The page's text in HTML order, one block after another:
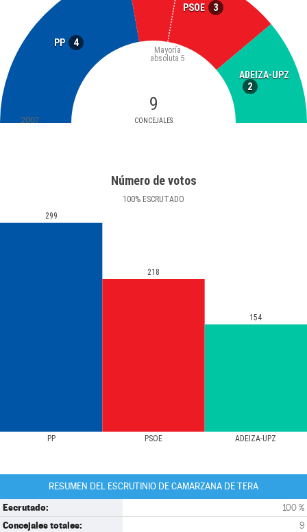
PP 4
PSOE 3
ADEIZA-UPZ
2
9
CONCEJALES
Mayoría
absoluta 5
2007
Número de votos
100% ESCRUTADO
PP PSOE ADEIZA-UPZ
299
218
154
RESUMEN DEL ESCRUTINIO DE CAMARZANA DE TERA
Escrutado: 100 %
Concejales totales: 9